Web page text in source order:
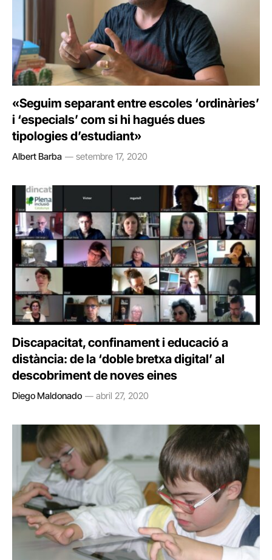
«Seguim separant entre escoles ‘ordinàries’
i ‘especials’ com si hi hagués dues
tipologies d’estudiant»
Albert Barba setembre 17, 2020
Discapacitat, confinament i educació a
distància: de la ‘doble bretxa digital’ al
descobriment de noves eines
Diego Maldonado abril 27, 2020